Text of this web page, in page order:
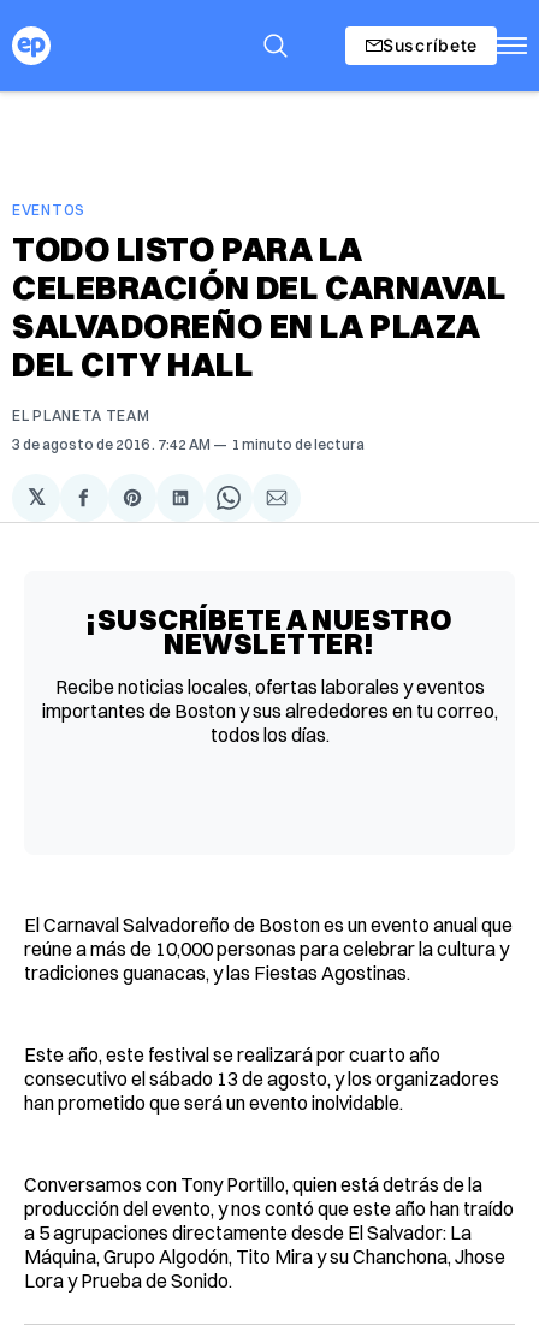
Suscríbete
EVENTOS
TODO LISTO PARA LA
CELEBRACIÓN DEL CARNAVAL
SALVADOREÑO EN LA PLAZA
DEL CITY HALL
EL PLANETA TEAM
3 de agosto de 2016 . 7:42 AM 1 minuto de lectura
𝕏
Compartir
en
Share
on
Compartir
en
Share
on
Compartir
via
¡SUSCRÍBETE A NUESTRO
NEWSLETTER!
Recibe noticias locales, ofertas laborales y eventos
importantes de Boston y sus alrededores en tu correo,
todos los días.
El Carnaval Salvadoreño de Boston es un evento anual que
reúne a más de 10,000 personas para celebrar la cultura y
tradiciones guanacas, y las Fiestas Agostinas.
Este año, este festival se realizará por cuarto año
consecutivo el sábado 13 de agosto, y los organizadores
han prometido que será un evento inolvidable.
Conversamos con Tony Portillo, quien está detrás de la
producción del evento, y nos contó que este año han traído
a 5 agrupaciones directamente desde El Salvador: La
Máquina, Grupo Algodón, Tito Mira y su Chanchona, Jhose
Lora y Prueba de Sonido.